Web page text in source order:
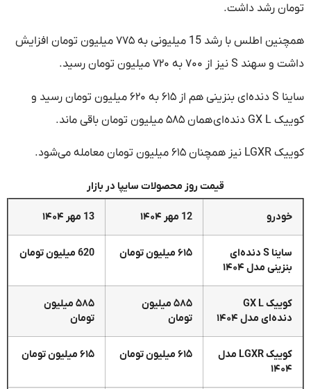
تومان رشد داشت.
همچنین اطلس با رشد 15 میلیونی به ۷۷۵ میلیون تومان افزایش
داشت و سهند S نیز از ۷۰۰ به ۷۲۰ میلیون تومان رسید.
ساینا S دنده‌ای بنزینی هم از ۶۱۵ به ۶۲۰ میلیون تومان رسید و
کوییک GX L دنده‌ای همان ۵۸۵ میلیون تومان باقی ماند.
کوییک LGXR نیز همچنان ۶۱۵ میلیون تومان معامله می‌شود.
قیمت روز محصولات سایپا در بازار
خودرو 12 مهر ۱۴۰۴ 13 مهر ۱۴۰۴
ساینا S دنده‌ای
بنزینی مدل ۱۴۰۴
۶۱۵ میلیون تومان 620 میلیون تومان
کوییک GX L
دنده‌ای مدل ۱۴۰۴
۵۸۵ میلیون
تومان
۵۸۵ میلیون
تومان
کوییک LGXR مدل
۱۴۰۴
۶۱۵ میلیون تومان ۶۱۵ میلیون تومان